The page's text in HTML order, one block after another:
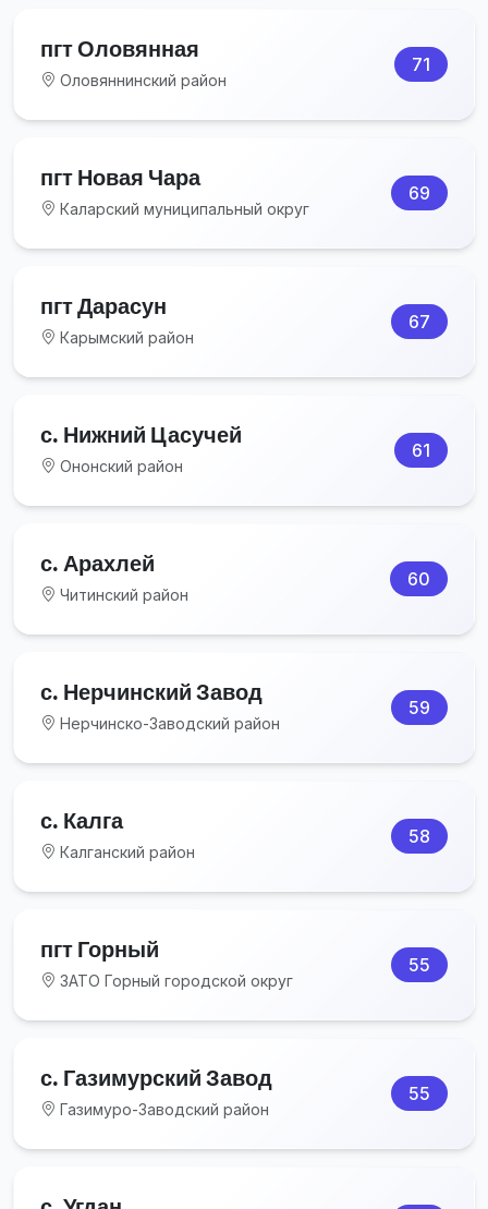
пгт Оловянная
Оловяннинский район
71
пгт Новая Чара
Каларский муниципальный округ
69
пгт Дарасун
Карымский район
67
с. Нижний Цасучей
Ононский район
61
с. Арахлей
Читинский район
60
с. Нерчинский Завод
Нерчинско-Заводский район
59
с. Калга
Калганский район
58
пгт Горный
ЗАТО Горный городской округ
55
с. Газимурский Завод
Газимуро-Заводский район
55